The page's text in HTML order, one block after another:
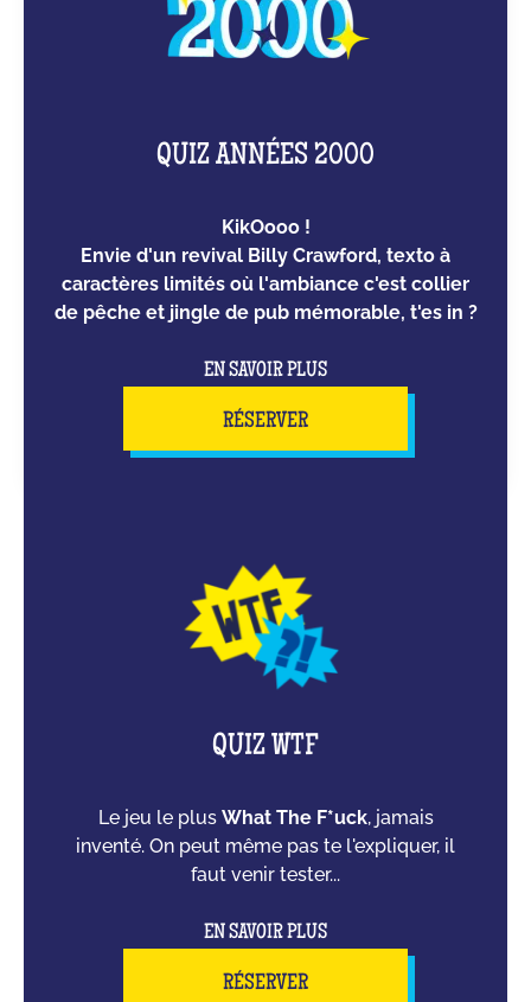
QUIZ ANNÉES 2000
KikOooo !
Envie d'un revival Billy Crawford, texto à
caractères limités où l'ambiance c'est collier
de pêche et jingle de pub mémorable, t'es in ?
EN SAVOIR PLUS
RÉSERVER
QUIZ WTF
Le jeu le plus What The F*uck, jamais
inventé. On peut même pas te l'expliquer, il
faut venir tester...
EN SAVOIR PLUS
RÉSERVER